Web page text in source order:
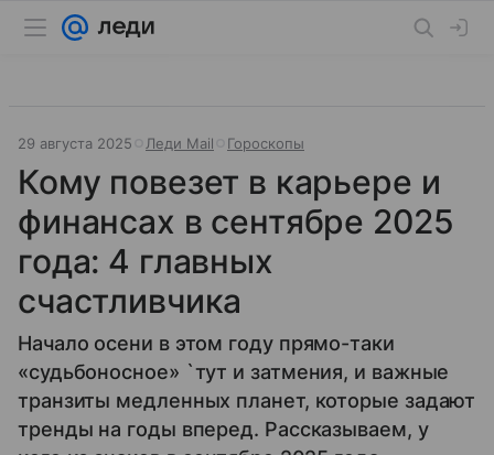
29 августа 2025 Леди Mail Гороскопы
Кому повезет в карьере и
финансах в сентябре 2025
года: 4 главных
счастливчика
Начало осени в этом году прямо-таки
«судьбоносное» `тут и затмения, и важные
транзиты медленных планет, которые задают
тренды на годы вперед. Рассказываем, у